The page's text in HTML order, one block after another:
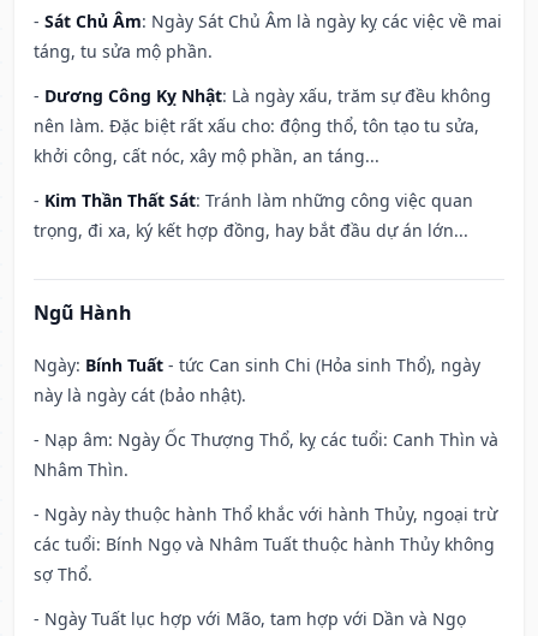
- Sát Chủ Âm: Ngày Sát Chủ Âm là ngày kỵ các việc về mai
táng, tu sửa mộ phần.
- Dương Công Kỵ Nhật: Là ngày xấu, trăm sự đều không
nên làm. Đặc biệt rất xấu cho: động thổ, tôn tạo tu sửa,
khởi công, cất nóc, xây mộ phần, an táng...
- Kim Thần Thất Sát: Tránh làm những công việc quan
trọng, đi xa, ký kết hợp đồng, hay bắt đầu dự án lớn...
Ngũ Hành
Ngày: Bính Tuất - tức Can sinh Chi (Hỏa sinh Thổ), ngày
này là ngày cát (bảo nhật).
- Nạp âm: Ngày Ốc Thượng Thổ, kỵ các tuổi: Canh Thìn và
Nhâm Thìn.
- Ngày này thuộc hành Thổ khắc với hành Thủy, ngoại trừ
các tuổi: Bính Ngọ và Nhâm Tuất thuộc hành Thủy không
sợ Thổ.
- Ngày Tuất lục hợp với Mão, tam hợp với Dần và Ngọ